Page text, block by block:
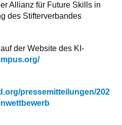
Allianz für Future Skills in
des Stifterverbandes
der Website des KI-
pressemitteilungen/202